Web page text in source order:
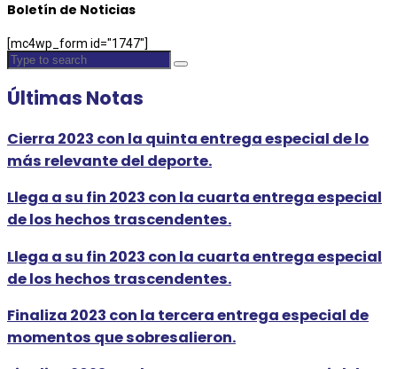
Boletín de Noticias
[mc4wp_form id="1747"]
Últimas Notas
Cierra 2023 con la quinta entrega especial de lo
más relevante del deporte.
Llega a su fin 2023 con la cuarta entrega especial
de los hechos trascendentes.
Llega a su fin 2023 con la cuarta entrega especial
de los hechos trascendentes.
Finaliza 2023 con la tercera entrega especial de
momentos que sobresalieron.